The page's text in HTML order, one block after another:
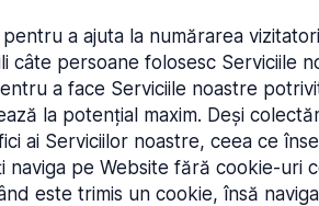
a ajuta la numărarea
persoane folosesc Serviciile
a face Serviciile noastre
la potențial maxim. Deși
ai Serviciilor noastre, ceea ce
pe Website fără cookie-uri
este trimis un cookie, însă